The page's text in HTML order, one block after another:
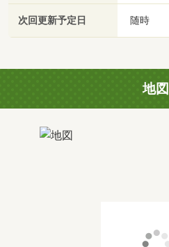
次回更新予定日 随時
地図